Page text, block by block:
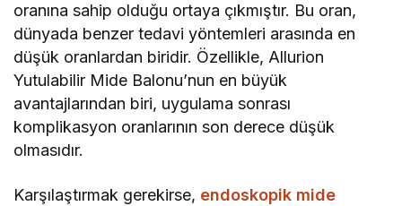
oranına sahip olduğu ortaya çıkmıştır. Bu oran,
dünyada benzer tedavi yöntemleri arasında en
düşük oranlardan biridir. Özellikle, Allurion
Yutulabilir Mide Balonu’nun en büyük
avantajlarından biri, uygulama sonrası
komplikasyon oranlarının son derece düşük
olmasıdır.
Karşılaştırmak gerekirse, endoskopik mide